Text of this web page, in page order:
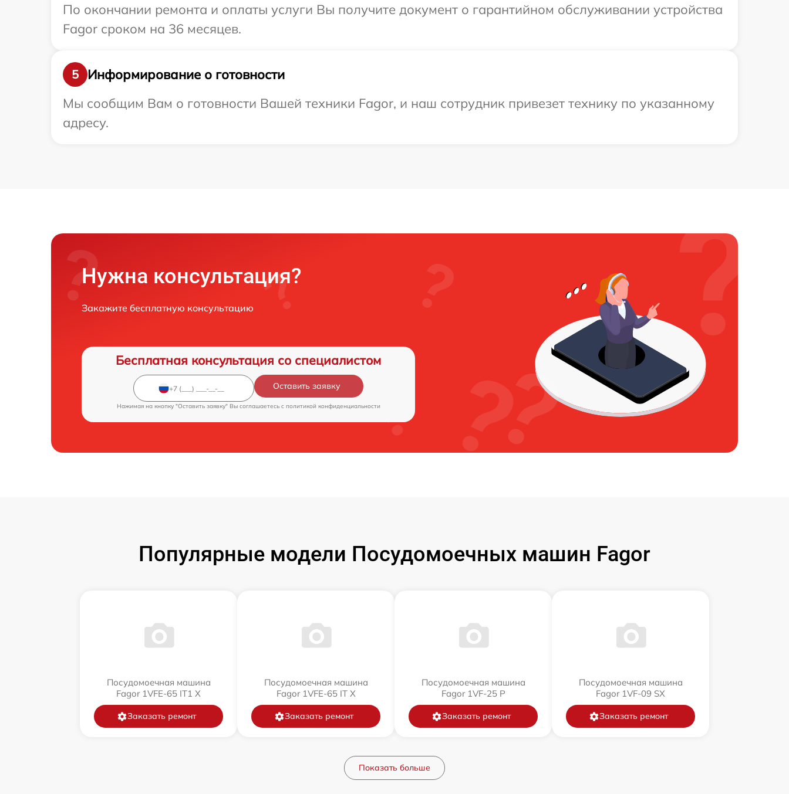
По окончании ремонта и оплаты услуги Вы получите документ о гарантийном обслуживании устройства
Fagor сроком на 36 месяцев.
5
Информирование о готовности
Мы сообщим Вам о готовности Вашей техники Fagor, и наш сотрудник привезет технику по указанному
адресу.
Нужна консультация?
Закажите бесплатную консультацию
Бесплатная консультация со специалистом
Оставить заявку
Нажимая на кнопку "Оставить заявку" Вы соглашаетесь c политикой конфиденциальности
Популярные модели Посудомоечных машин Fagor
Посудомоечная машина
Fagor 1VFE-65 IT1 X
Заказать ремонт
Посудомоечная машина
Fagor 1VFE-65 IT X
Заказать ремонт
Посудомоечная машина
Fagor 1VF-25 P
Заказать ремонт
Посудомоечная машина
Fagor 1VF-09 SX
Заказать ремонт
Показать больше